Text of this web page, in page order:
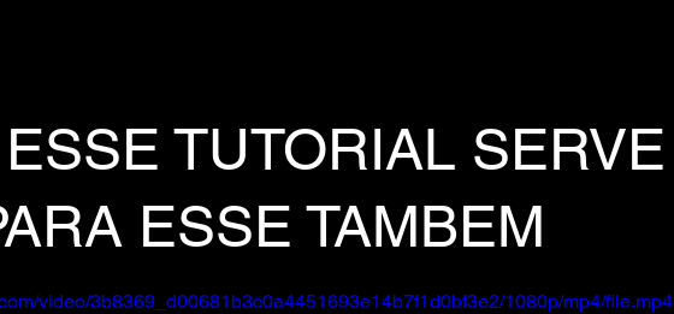
TUTORIAL SERVE
ESSE TAMBEM
video/3b8369_d00681b3c0a4451693e14b7f1d0bf3e2/1080p/mp4/file.mp4